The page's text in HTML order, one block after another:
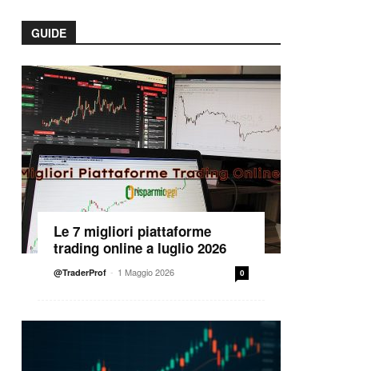
GUIDE
Le 7 migliori piattaforme
trading online a luglio 2026
@TraderProf - 1 Maggio 2026 0